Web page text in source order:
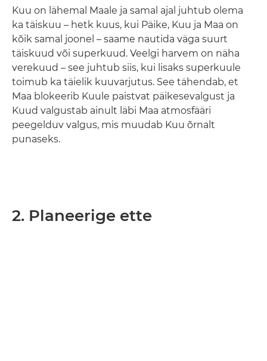
Kuu on lähemal Maale ja samal ajal juhtub olema
ka täiskuu – hetk kuus, kui Päike, Kuu ja Maa on
kõik samal joonel – saame nautida väga suurt
täiskuud või superkuud. Veelgi harvem on näha
verekuud – see juhtub siis, kui lisaks superkuule
toimub ka täielik kuuvarjutus. See tähendab, et
Maa blokeerib Kuule paistvat päikesevalgust ja
Kuud valgustab ainult läbi Maa atmosfääri
peegelduv valgus, mis muudab Kuu õrnalt
punaseks.
2. Planeerige ette